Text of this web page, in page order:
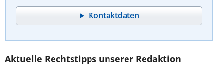
Kontaktdaten
Aktuelle Rechtstipps unserer Redaktion